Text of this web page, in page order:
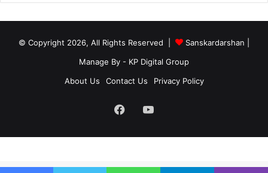
© Copyright 2026, All Rights Reserved | Sanskardarshan
Manage By - KP Digital Group
About Us
Contact Us Privacy Policy
FacebookYouTube